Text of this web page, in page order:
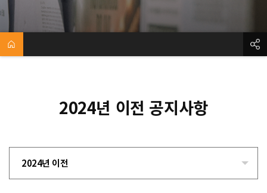
2024년 이전 공지사항
2024년 이전